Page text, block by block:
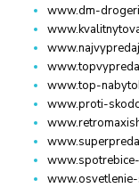
www.dm-
www.top-
www.proti-